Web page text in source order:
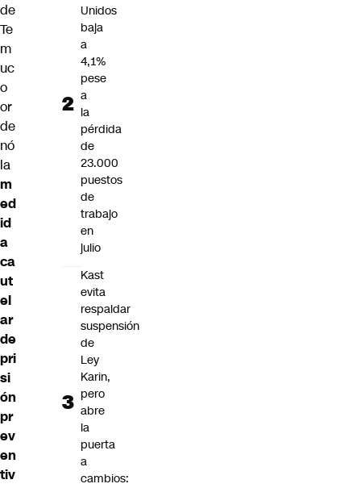
de
Te
m
uc
o
or
de
nó
la
m
ed
id
a
ca
ut
el
ar
de
pri
si
ón
pr
ev
en
tiv
Unidos
baja
a
4,1%
pese
a
la
pérdida
de
23.000
puestos
de
trabajo
en
julio
Kast
evita
respaldar
suspensión
de
Ley
Karin,
pero
abre
la
puerta
a
cambios: